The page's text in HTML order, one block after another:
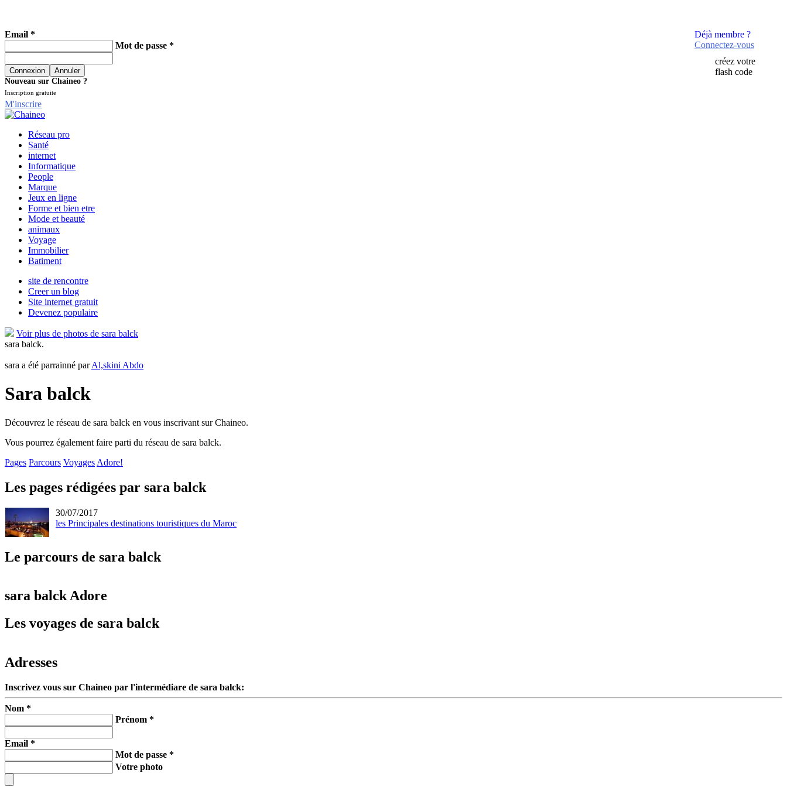
Déjà membre ?
Connectez-vous
créez votre
flash code
Email *
Mot de passe *
Nouveau sur Chaineo ?
Inscription gratuite
M'inscrire
Réseau pro
Santé
internet
Informatique
People
Marque
Jeux en ligne
Forme et bien etre
Mode et beauté
animaux
Voyage
Immobilier
Batiment
site de rencontre
Creer un blog
Site internet gratuit
Devenez populaire
Voir plus de photos de sara balck
sara balck.
sara a été parrainné parAl,skini Abdo
Sara balck
Découvrez le réseau de sara balck en vous inscrivant sur Chaineo.
Vous pourrez également faire parti du réseau de sara balck.
Pages Parcours Voyages Adore!
Les pages rédigées par sara balck
30/07/2017
les Principales destinations touristiques du Maroc
Le parcours de sara balck
sara balck Adore
Les voyages de sara balck
Adresses
Inscrivez vous sur Chaineo par l'intermédiare de sara balck:
Nom *
Prénom *
Email *
Mot de passe *
Votre photo